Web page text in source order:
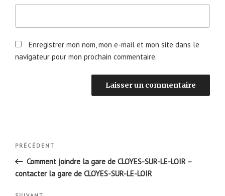
Enregistrer mon nom, mon e-mail et mon site dans le
navigateur pour mon prochain commentaire.
Navigation
l’article
Article
précédent
PRÉCÉDENT
Comment joindre la gare de CLOYES-SUR-LE-LOIR –
contacter la gare de CLOYES-SUR-LE-LOIR